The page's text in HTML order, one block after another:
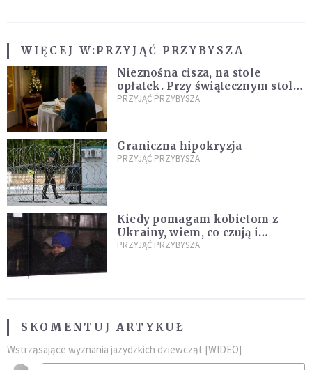
WIĘCEJ W:PRZYJĄĆ PRZYBYSZA
Nieznośna cisza, na stole
opłatek. Przy świątecznym stole
pani Maria. Sama
PRZYJĄĆ PRZYBYSZA
Graniczna hipokryzja
PRZYJĄĆ PRZYBYSZA
Kiedy pomagam kobietom z
Ukrainy, wiem, co czują i
rozumiem ich strach. Jestem
PRZYJĄĆ PRZYBYSZA
SKOMENTUJ ARTYKUŁ
Wstrząsające wyznania jazydzkich dziewcząt [WIDEO]